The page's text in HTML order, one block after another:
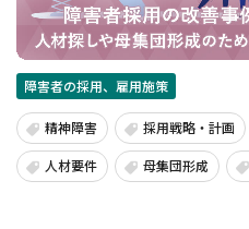
障害者の採用、雇用施策
精神障害 採用戦略・計画
人材要件 母集団形成